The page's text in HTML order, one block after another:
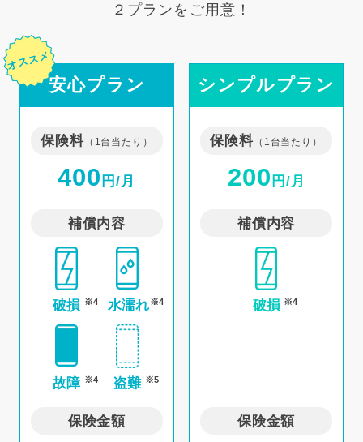
２プランをご用意！
オススメ
安心プラン
保険料（1台当たり）
400 円/月
補償内容
破損 ※4 水濡れ※4
故障 ※4 盗難 ※5
保険金額
シンプルプラン
保険料（1台当たり）
200 円/月
補償内容
破損 ※4
保険金額